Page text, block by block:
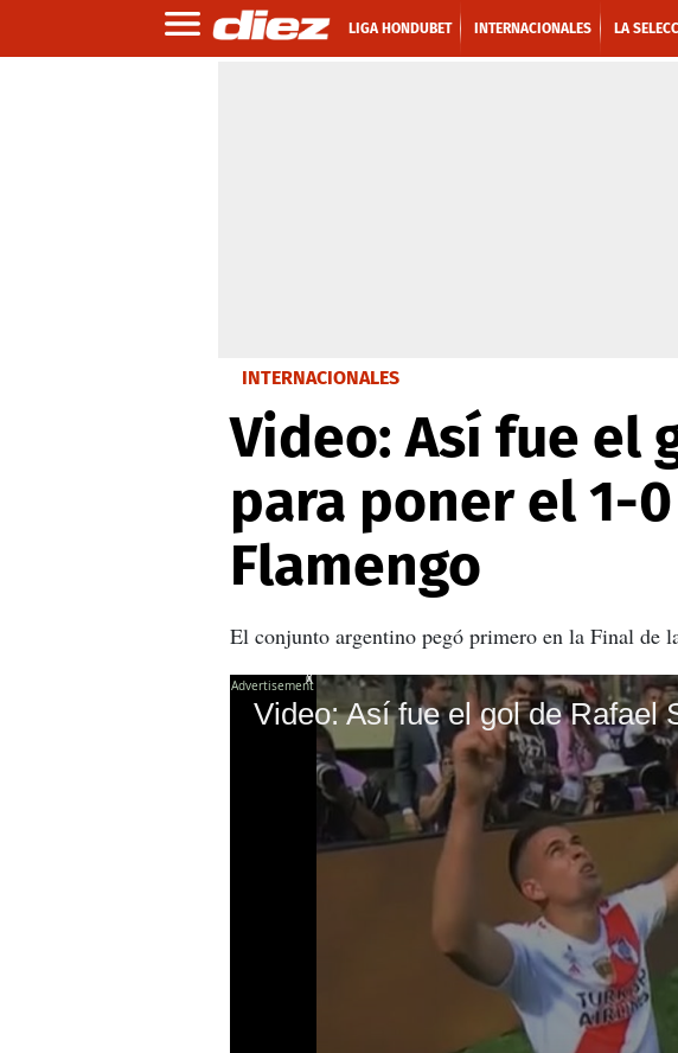
LIGA HONDUBET INTERNACIONALES LA
INTERNACIONALES
Video: Así fue el
para poner el 1-
Flamengo
El conjunto argentino pegó primero en la Final de
X